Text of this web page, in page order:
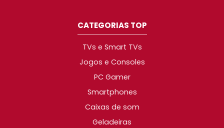
CATEGORIAS TOP
TVs e Smart TVs
Jogos e Consoles
PC Gamer
Smartphones
Caixas de som
Geladeiras